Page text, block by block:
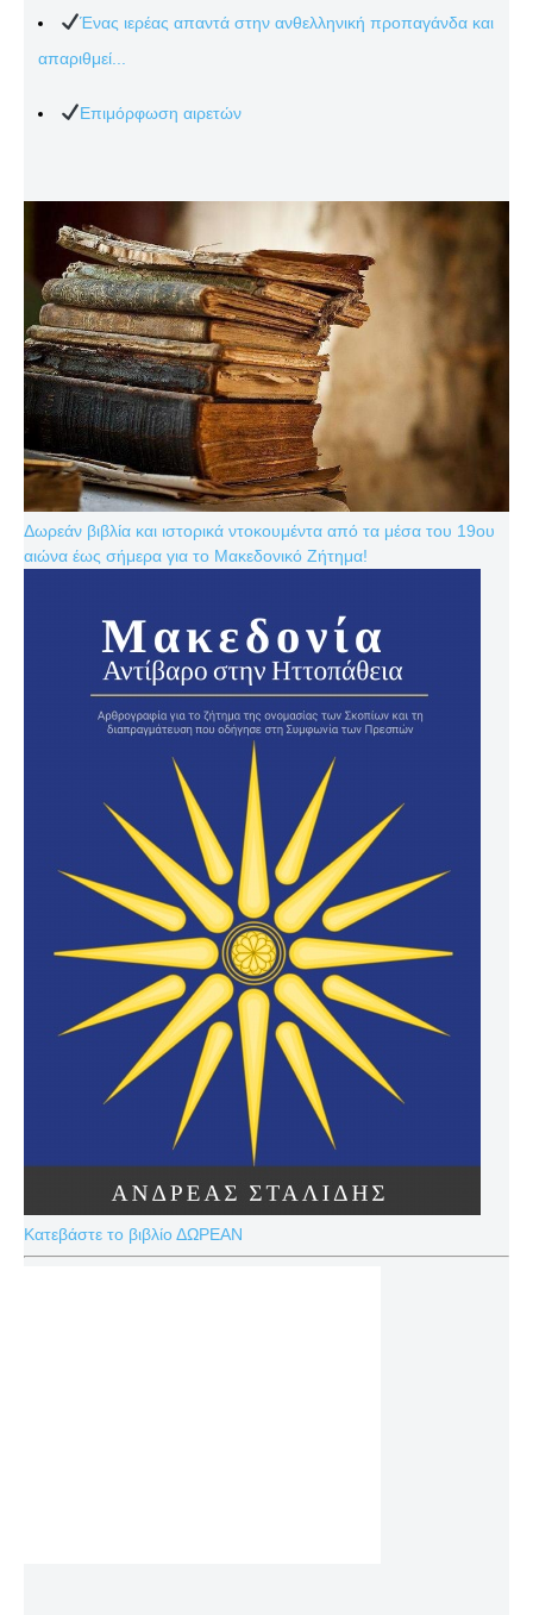
Ένας ιερέας απαντά στην ανθελληνική προπαγάνδα και
απαριθμεί...
Επιμόρφωση αιρετών
Δωρεάν βιβλία και ιστορικά ντοκουμέντα από τα μέσα του 19ου
αιώνα έως σήμερα για το Μακεδονικό Ζήτημα!
Κατεβάστε το βιβλίο ΔΩΡΕΑΝ